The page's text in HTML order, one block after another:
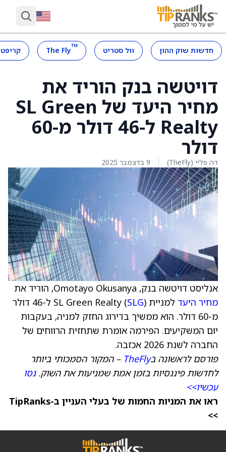
חדשות שוק ההון וול סטריט ™
The Fly
דויטשה בנק הוריד את
מחיר היעד של SL Green
Realty ל-46 דולר מ-60
דולר
דה פליי (TheFly) 9 בדצמבר 2025
אנליסט דויטשה בנק, Omotayo Okusanya, הוריד את
מחיר היעד למניית SL Green Realty ( SLG
) ל-46 דולר
מ-60 דולר. הוא ממשיך בדירוג החזק למניה, בעקבות
יום המשקיעים. הפירמה אומרת שתחזית הרווחים של
החברה לשנת 2026 אכזבה.
פורסם לראשונה בTheFly – המקור הסמכותי ביותר
לחדשות פיננסיות בזמן אמת שמניעות את השוק.נסו
עכשיו>>
ראו את המניות החמות של בעלי העניין ב-TipRanks
>>